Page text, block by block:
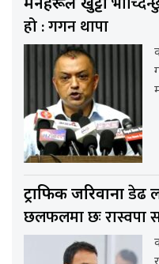
मन्त्रीहरूले खुट्टा
हो : गगन थापा
ट्राफिक जरिवानाडेढ
छलफलमा छः रास्वपा